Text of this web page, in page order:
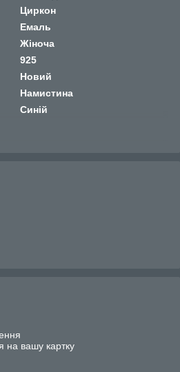
Циркон
Емаль
Жіноча
925
Новий
Намистина
Синій
на вашу картку